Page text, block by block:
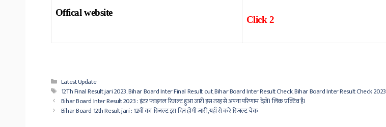
Offical website
Click 2
Categories
Latest Update
Tags
12Th Final Result jari 2023,Bihar Board Inter Final Result out,Bihar Board Inter Result Check,Bihar Board Inter Result Check 2023
Bihar Board Inter Result 2023 : इंटर फाइनल रिजल्ट हुआ जारी इस तरह से अपना परिणाम देखें। लिंक एक्टिव है।
Bihar Board 12th Result jari : 12वीं का रिजल्ट इस दिन होगी जारी,यहाँ से करे रिजल्ट चेक